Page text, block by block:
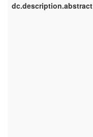
dc.description.abstract